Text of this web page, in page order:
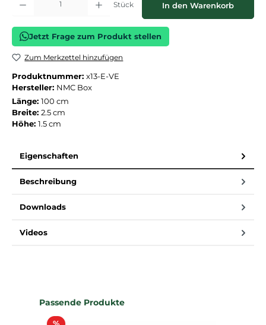
Stück In den Warenkorb
Jetzt Frage zum Produkt stellen
Zum Merkzettel hinzufügen
Produktnummer: x13-E-VE
Hersteller: NMC Box
Länge: 100 cm
Breite: 2.5 cm
Höhe: 1.5 cm
Eigenschaften
Beschreibung
Downloads
Videos
Produktgalerie überspringen
Passende Produkte
Rabatt